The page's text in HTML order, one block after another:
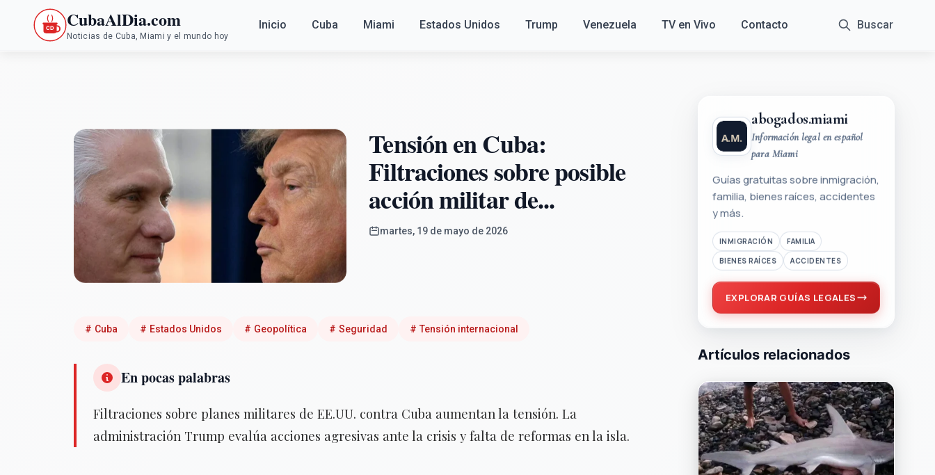
CubaAlDia.com
Noticias de Cuba, Miami y el mundo hoy
Inicio Cuba Miami Estados Unidos Trump Venezuela TV en Vivo Contacto Buscar
Tensión en Cuba:
Filtraciones sobre posible
acción militar de...
martes, 19 de mayo de 2026
# Cuba # Estados Unidos # Geopolítica # Seguridad # Tensión internacional
En pocas palabras
Filtraciones sobre planes militares de EE.UU. contra Cuba aumentan la tensión. La
administración Trump evalúa acciones agresivas ante la crisis y falta de reformas en la isla.
abogados.miami
Información legal en español
para Miami
Guías gratuitas sobre inmigración,
familia, bienes raíces, accidentes
y más.
INMIGRACIÓN
FAMILIA
BIENES RAÍCES
ACCIDENTES
EXPLORAR GUÍAS LEGALES
Artículos relacionados